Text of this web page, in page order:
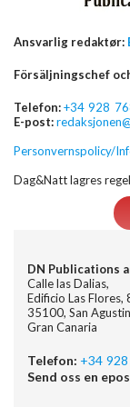
Ansvarlig redaktør:
Försäljningschef
Telefon:+34 928
E-post:
Personvernspolicy/
Dag&Natt lagres
DN Publications
Calle las Dalias,
Edificio Las Flores,
35100, San Agustin
Gran Canaria
Telefon: +34
Send oss en